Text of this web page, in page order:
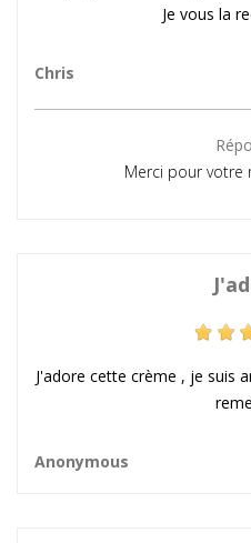
Je vous la
Chris
Merci pour votre
J'adore cette crème , je suis
Anonymous